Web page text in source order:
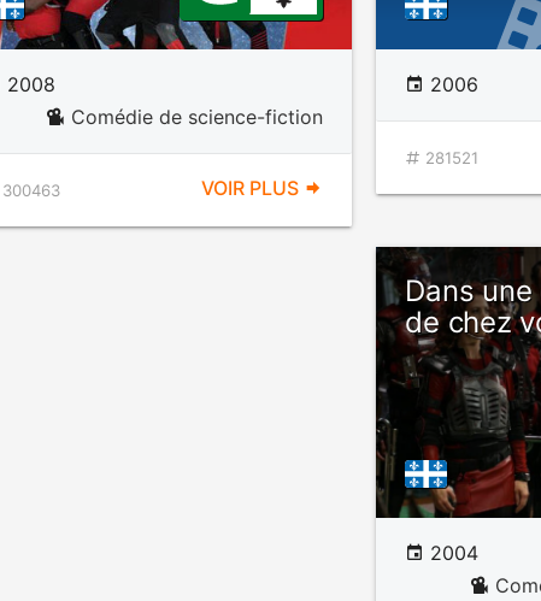
2008
Comédie de science-fiction
300463 VOIR PLUS
2006
281521
Dans
de chez
2004